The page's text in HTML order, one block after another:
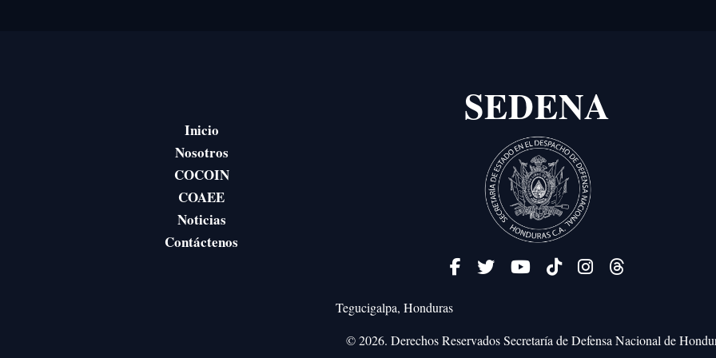
Inicio
Nosotros
COCOIN
COAEE
Noticias
Contáctenos
SEDENA
Tegucigalpa, Honduras
© 2026. Derechos ReservadosSecretaría de Defensa Nacional de